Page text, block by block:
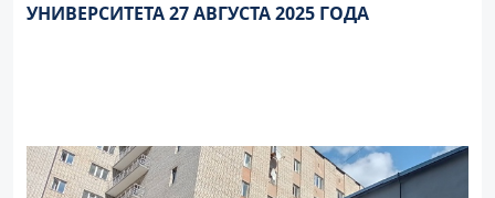
УНИВЕРСИТЕТА 27 АВГУСТА 2025 ГОДА